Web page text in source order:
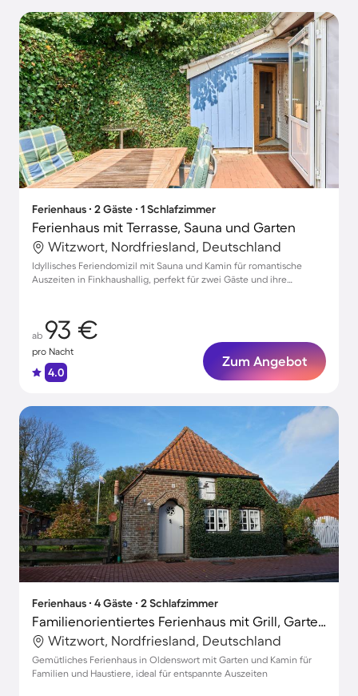
Ferienhaus ∙ 2 Gäste ∙ 1 Schlafzimmer
Ferienhaus mit Terrasse, Sauna und Garten
Witzwort, Nordfriesland, Deutschland
Idyllisches Feriendomizil mit Sauna und Kamin für romantische
Auszeiten in Finkhaushallig, perfekt für zwei Gäste und ihre
ab 93 €
pro Nacht
4.0
Zum Angebot
Ferienhaus ∙ 4 Gäste ∙ 2 Schlafzimmer
Familienorientiertes Ferienhaus mit Grill, Garten und Terrasse | Hunde erlaubt
Witzwort, Nordfriesland, Deutschland
Gemütliches Ferienhaus in Oldenswort mit Garten und Kamin für
Familien und Haustiere, ideal für entspannte Auszeiten